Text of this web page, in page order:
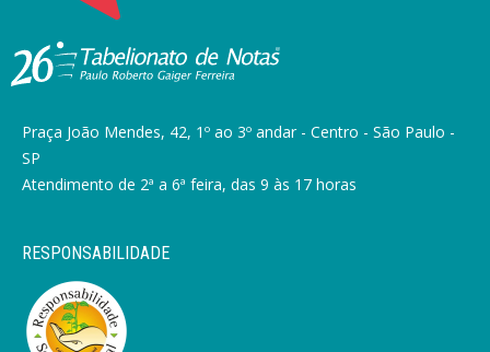
Praça João Mendes, 42, 1º ao 3º andar - Centro - São Paulo -
SP
Atendimento de 2ª a 6ª feira, das 9 às 17 horas
RESPONSABILIDADE